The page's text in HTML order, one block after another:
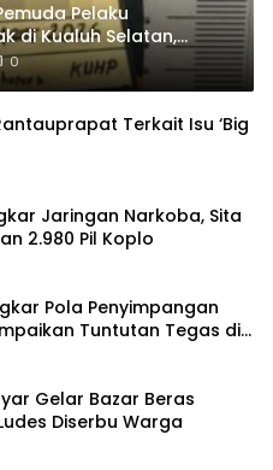
Pelaku
di Kualuh Selatan,
Beri Uang ke
0
Terkait Isu ‘Big
Jaringan Narkoba, Sita
2.980 Pil Koplo
Pola Penyimpangan
Tuntutan Tegas di
Gelar Bazar Beras
Diserbu Warga